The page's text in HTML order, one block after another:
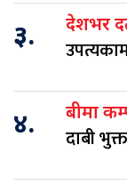
३. देशभर
४. बीमा
दाबी